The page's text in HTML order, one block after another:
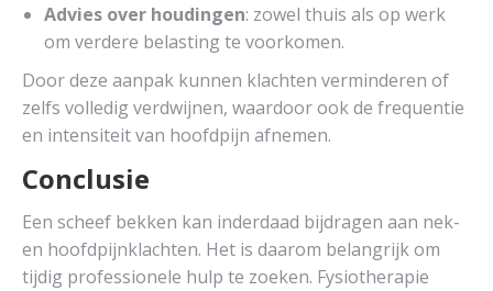
Advies over houdingen: zowel thuis als op werk
om verdere belasting te voorkomen.
Door deze aanpak kunnen klachten verminderen of
zelfs volledig verdwijnen, waardoor ook de frequentie
en intensiteit van hoofdpijn afnemen.
Conclusie
Een scheef bekken kan inderdaad bijdragen aan nek-
en hoofdpijnklachten. Het is daarom belangrijk om
tijdig professionele hulp te zoeken. Fysiotherapie